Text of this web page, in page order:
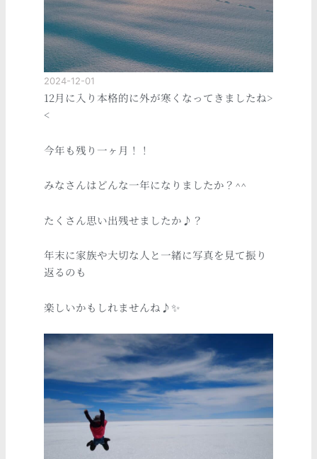
2024-12-01
12月に入り本格的に外が寒くなってきましたね>
<
今年も残り一ヶ月！！
みなさんはどんな一年になりましたか？^^
たくさん思い出残せましたか♪？
年末に家族や大切な人と一緒に写真を見て振り
返るのも
楽しいかもしれませんね♪✨